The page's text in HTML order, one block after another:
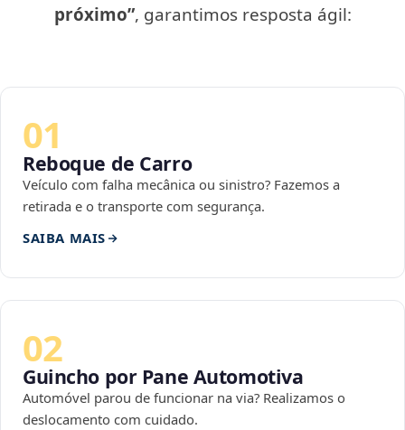
próximo”, garantimos resposta ágil:
01
Reboque de Carro
Veículo com falha mecânica ou sinistro? Fazemos a
retirada e o transporte com segurança.
SAIBA MAIS
02
Guincho por Pane Automotiva
Automóvel parou de funcionar na via? Realizamos o
deslocamento com cuidado.